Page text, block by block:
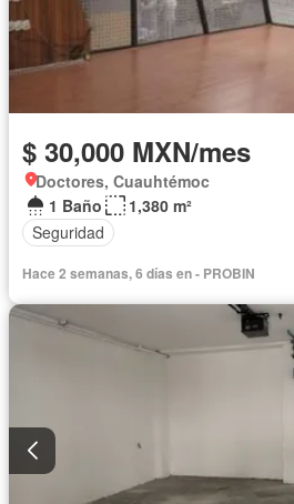
$ 30,000 MXN/mes
Doctores, Cuauhtémoc
1 Baño
1,380 m²
Seguridad
Hace 2 semanas, 6 días en - PROBIN